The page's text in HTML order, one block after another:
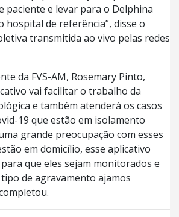
paciente e levar para o Delphina
hospital de referência”, disse o
transmitida ao vivo pelas redes
da FVS-AM, Rosemary Pinto,
vai facilitar o trabalho da
e também atenderá os casos
19 que estão em isolamento
grande preocupação com esses
em domicílio, esse aplicativo
que eles sejam monitorados e
de agravamento ajamos